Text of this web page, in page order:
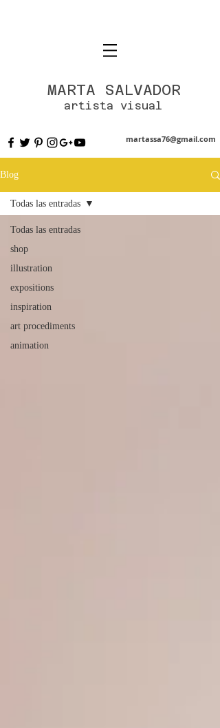
MARTA SALVADOR
artista visual
martassa76@gmail.com
Blog
Todas las entradas
shop
illustration
expositions
inspiration
art procediments
animation
Todas las entradas